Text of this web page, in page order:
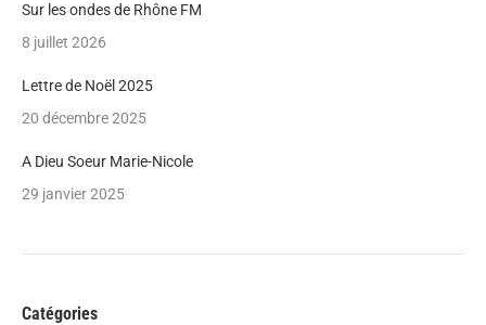
Sur les ondes de Rhône FM
8 juillet 2026
Lettre de Noël 2025
20 décembre 2025
A Dieu Soeur Marie-Nicole
29 janvier 2025
Catégories